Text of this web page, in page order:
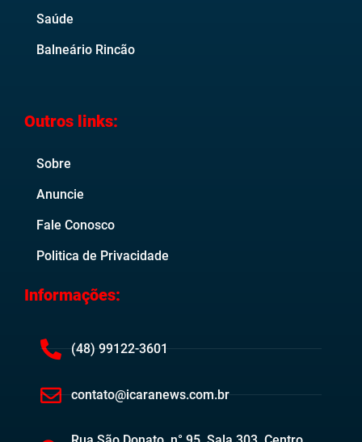
Saúde
Balneário Rincão
Outros links:
Sobre
Anuncie
Fale Conosco
Politica de Privacidade
Informações:
(48) 99122-3601
contato@icaranews.com.br